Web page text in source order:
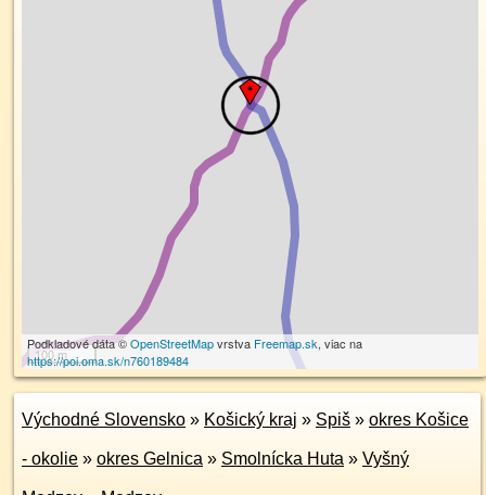
100 m
Podkladové dáta ©OpenStreetMapvrstva Freemap.sk, viac na
https://poi.oma.sk/n760189484
Východné Slovensko » Košický kraj » Spiš » okres Košice
- okolie » okres Gelnica » Smolnícka Huta » Vyšný